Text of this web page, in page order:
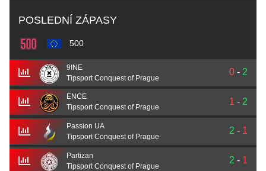
POSLEDNÍ ZÁPASY
500
9INE
Tipsport Conquest of Prague
0 - 2
ENCE
Tipsport Conquest of Prague
1 - 2
Passion UA
Tipsport Conquest of Prague
2 - 1
Partizan
Tipsport Conquest of Prague
2 - 1